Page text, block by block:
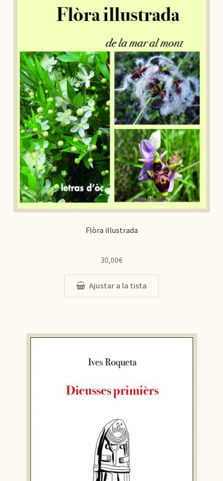
Flòra illustrada
30,00€
Ajustar a la tista